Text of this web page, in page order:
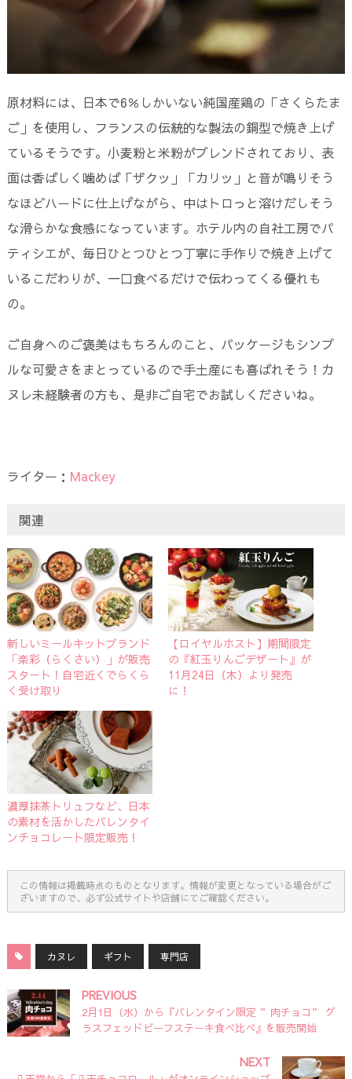
原材料には、日本で6％しかいない純国産鶏の「さくらたま
ご」を使用し、フランスの伝統的な製法の銅型で焼き上げ
ているそうです。小麦粉と米粉がブレンドされており、表
面は香ばしく噛めば「ザクッ」「カリッ」と音が鳴りそう
なほどハードに仕上げながら、中はトロっと溶けだしそう
な滑らかな食感になっています。ホテル内の自社工房でパ
ティシエが、毎日ひとつひとつ丁寧に手作りで焼き上げて
いるこだわりが、一口食べるだけで伝わってくる優れも
の。
ご自身へのご褒美はもちろんのこと、パッケージもシンプ
ルな可愛さをまとっているので手土産にも喜ばれそう！カ
ヌレ未経験者の方も、是非ご自宅でお試しくださいね。
ライター： Mackey
関連
新しいミールキットブランド
「楽彩（らくさい）」が販売
スタート！自宅近くでらくら
く受け取り
【ロイヤルホスト】期間限定
の『紅玉りんごデザート』が
11月24日（木）より発売
に！
濃厚抹茶トリュフなど、日本
の素材を活かしたバレンタイ
ンチョコレート限定販売！
この情報は掲載時点のものとなります。情報が変更となっている場合がご
ざいますので、必ず公式サイトや店舗にてご確認ください。
カヌレ ギフト 専門店
PREVIOUS
2月1日（水）から『バレンタイン限定 ”肉チョコ” グ
ラスフェッドビーフステーキ食べ比べ』を販売開始
NEXT